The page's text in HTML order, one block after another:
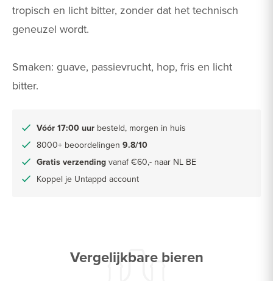
tropisch en licht bitter, zonder dat het technisch
geneuzel wordt.
Smaken: guave, passievrucht, hop, fris en licht
bitter.
Vóór 17:00 uur besteld, morgen in huis
8000+ beoordelingen 9.8/10
Gratis verzending vanaf €60,- naar NL BE
Koppel je Untappd account
Vergelijkbare bieren